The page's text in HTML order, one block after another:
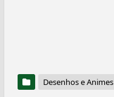
Desenhos e Animes